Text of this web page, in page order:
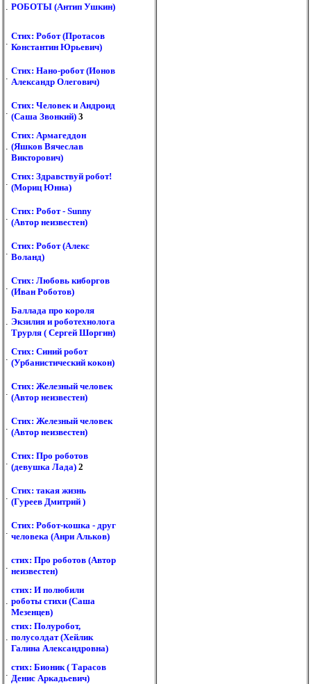
. РОБОТЫ (Антип Ушкин)
.
Стих: Робот (Протасов
Константин Юрьевич)
.
Стих: Нано-робот (Ионов
Александр Олегович)
.
Стих: Человек и Андроид
(Саша Звонкий) 3
.
Стих: Армагеддон
(Яшков Вячеслав
Викторович)
.
Стих: Здравствуй робот!
(Мориц Юнна)
.
Стих: Робот - Sunny
(Автор неизвестен)
.
Стих: Робот (Алекс
Воланд)
.
Стих: Любовь киборгов
(Иван Роботов)
.
Баллада про короля
Экзилия и роботехнолога
Трурля ( Сергей Шоргин)
.
Стих: Синий робот
(Урбанистический кокон)
.
Стих: Железный человек
(Автор неизвестен)
.
Стих: Железный человек
(Автор неизвестен)
.
Стих: Про роботов
(девушка Лада) 2
.
Стих: такая жизнь
(Гуреев Дмитрий )
.
Стих: Робот-кошка - друг
человека (Анри Альков)
.
стих: Про роботов (Автор
неизвестен)
.
стих: И полюбили
роботы стихи (Саша
Мезенцев)
.
стих: Полуробот,
полусолдат (Хейлик
Галина Александровна)
.
стих: Бионик ( Тарасов
Денис Аркадьевич)